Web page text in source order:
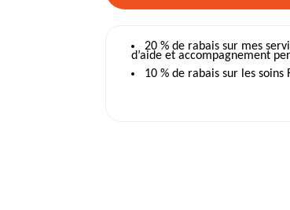
20 % de rabais sur mes
d’aide et accompagnement
10 % de rabais sur les